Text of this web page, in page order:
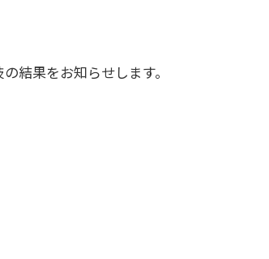
結果をお知らせします。